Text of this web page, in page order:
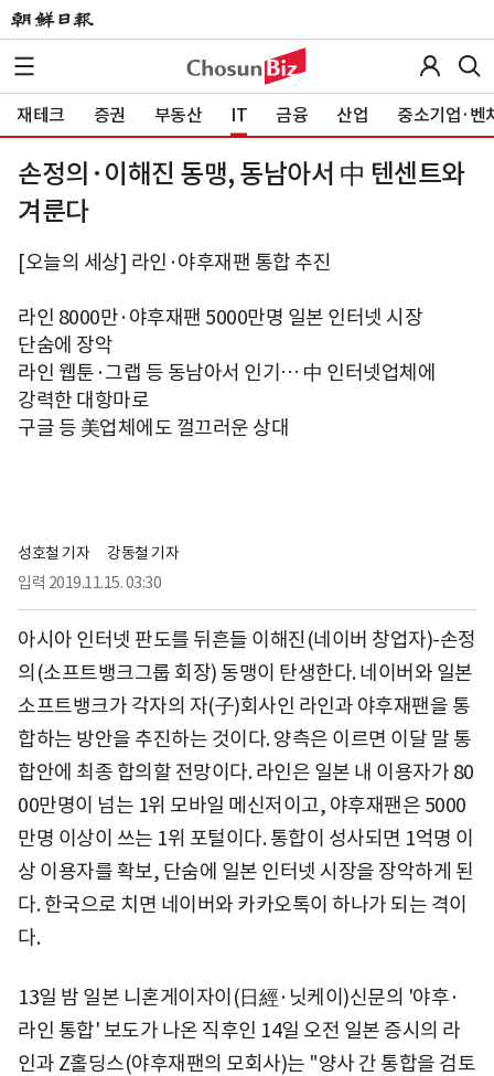
재테크 증권 부동산 IT 금융 산업 중소기업·벤
손정의·이해진 동맹, 동남아서 中 텐센트와
겨룬다
[오늘의 세상] 라인·야후재팬 통합 추진
라인 8000만·야후재팬 5000만명 일본 인터넷 시장
단숨에 장악
라인 웹툰·그랩 등 동남아서 인기… 中 인터넷업체에
강력한 대항마로
구글 등 美업체에도 껄끄러운 상대
성호철 기자
강동철 기자
입력 2019.11.15. 03:30
아시아 인터넷 판도를 뒤흔들 이해진(네이버 창업자)-손정
의(소프트뱅크그룹 회장) 동맹이 탄생한다. 네이버와 일본
소프트뱅크가 각자의 자(子)회사인 라인과 야후재팬을 통
합하는 방안을 추진하는 것이다. 양측은 이르면 이달 말 통
합안에 최종 합의할 전망이다. 라인은 일본 내 이용자가 80
00만명이 넘는 1위 모바일 메신저이고, 야후재팬은 5000
만명 이상이 쓰는 1위 포털이다. 통합이 성사되면 1억명 이
상 이용자를 확보, 단숨에 일본 인터넷 시장을 장악하게 된
다. 한국으로 치면 네이버와 카카오톡이 하나가 되는 격이
다.
13일 밤 일본 니혼게이자이(日經·닛케이)신문의 '야후·
라인 통합' 보도가 나온 직후인 14일 오전 일본 증시의 라
인과 Z홀딩스(야후재팬의 모회사)는 "양사 간 통합을 검토